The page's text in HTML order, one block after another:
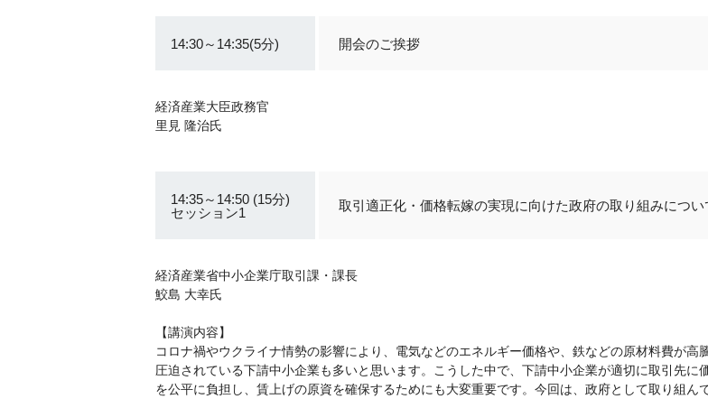
14:30～14:35(5分) 開会のご挨拶
経済産業大臣政務官
里見 隆治氏
14:35～14:50 (15分)
セッション1
取引適正化・価格転嫁の実現に向けた政府の取り組みについ
経済産業省中小企業庁取引課・課長
鮫島 大幸氏
【講演内容】
コロナ禍やウクライナ情勢の影響により、電気などのエネルギー価格や、鉄などの原材料費が
圧迫されている下請中小企業も多いと思います。こうした中で、下請中小企業が適切に取引先
を公平に負担し、賃上げの原資を確保するためにも大変重要です。今回は、政府として取り組